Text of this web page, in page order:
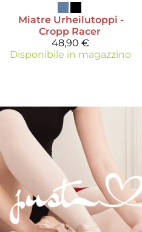
Miatre Urheilutoppi -
Cropp Racer
48,90 €
Disponibile in magazzino